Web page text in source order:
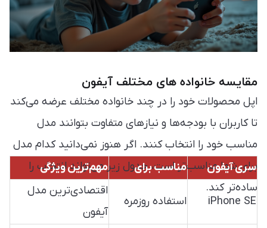
مقایسه خانواده های مختلف آیفون
اپل محصولات خود را در چند خانواده مختلف عرضه می‌کند
تا کاربران با بودجه‌ها و نیازهای متفاوت بتوانند مدل
مناسب خود را انتخاب کنند. اگر هنوز نمی‌دانید کدام مدل
برای شما مناسب‌تر است، جدول زیر می‌تواند انتخاب را
ساده‌تر کند.
سری آیفون مناسب برای مهم‌ترین ویژگی
iPhone SE استفاده روزمره
اقتصادی‌ترین مدل
آیفون